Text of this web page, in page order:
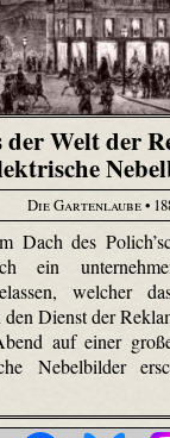
der Welt der
Die Gartenlaube•
Dach des
ein
welcher
Dienst der
auf einer
Nebelbilder